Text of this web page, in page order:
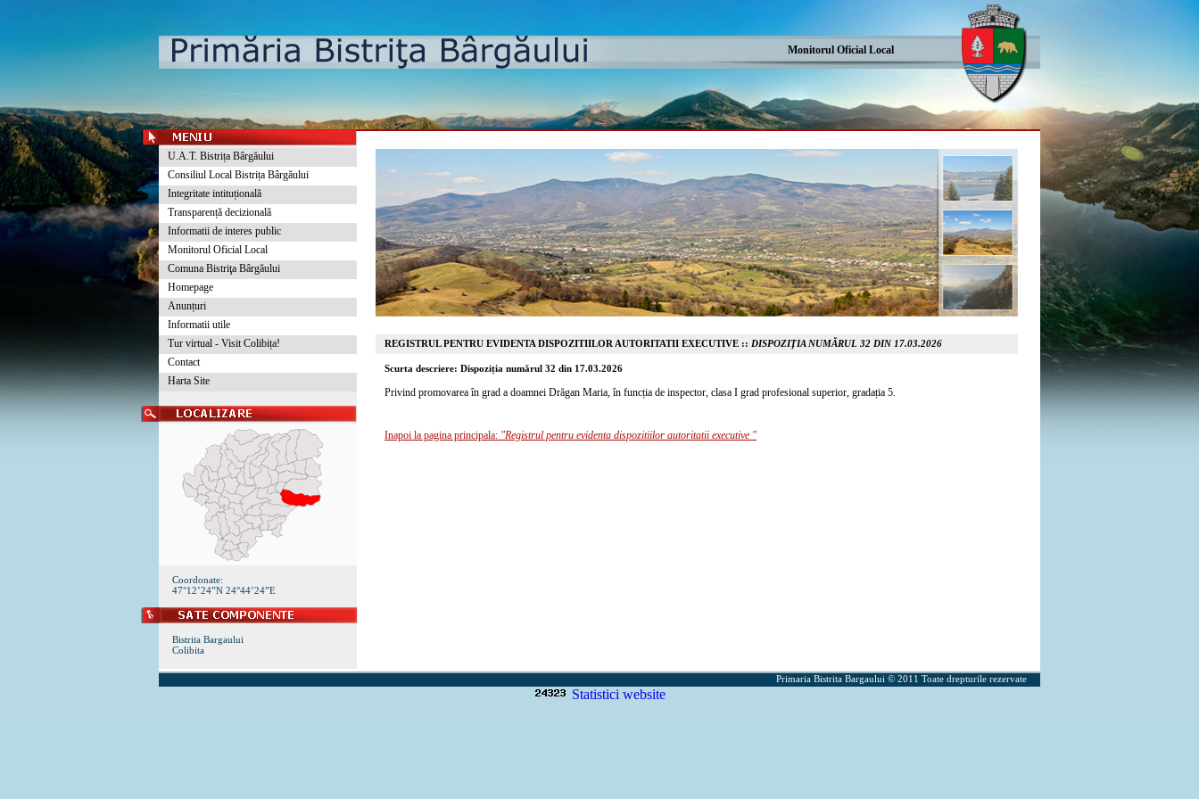
Monitorul Oficial Local
U.A.T. Bistrița Bârgăului
Consiliul Local Bistrița Bârgăului
Integritate intituțională
Transparență decizională
Informatii de interes public
Monitorul Oficial Local
Comuna Bistriţa Bârgăului
Homepage
Anunțuri
Informatii utile
Tur virtual - Visit Colibița!
Contact
Harta Site
Coordonate:
47°12’24”N 24°44’24”E
Bistrita Bargaului
Colibita
REGISTRUL PENTRU EVIDENTA DISPOZITIILOR AUTORITATII EXECUTIVE :: DISPOZIȚIA NUMĂRUL 32 DIN 17.03.2026
Scurta descriere: Dispoziția numărul 32 din 17.03.2026
Privind promovarea în grad a doamnei Drăgan Maria, în funcția de inspector, clasa I grad profesional superior, gradația 5.
Inapoi la pagina principala: "Registrul pentru evidenta dispozitiilor autoritatii executive "
Primaria Bistrita Bargaului © 2011 Toate drepturile rezervate
Statistici website